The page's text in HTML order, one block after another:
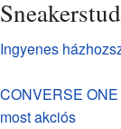
Ingyenes
CONVERSE
most akciós